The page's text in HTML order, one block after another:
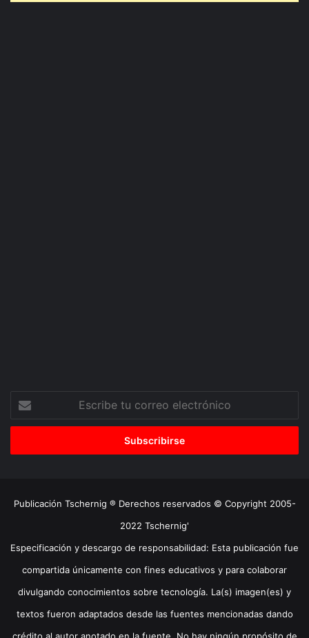
correo
Publicación Tschernig ® Derechos reservados © Copyright 2005-
2022 Tschernig'
Especificación y descargo de responsabilidad: Esta publicación fue
compartida únicamente con fines educativos y para colaborar
divulgando conocimientos sobre tecnología. La(s) imagen(es) y
textos fueron adaptados desde las fuentes mencionadas dando